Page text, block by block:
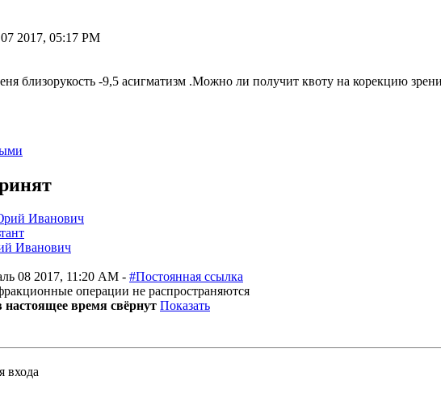
2017, 05:17 PM
близорукость -9,5 асигматизм .Можно ли получит квоту на корекцию
Иванович
08 2017, 11:20 AM - #Постоянная ссылка
операции не распространяются
настоящее время свёрнут Показать